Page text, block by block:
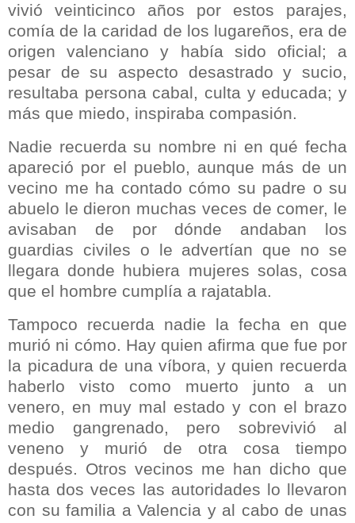
vivió veinticinco años por estos parajes,
comía de la caridad de los lugareños, era de
origen valenciano y había sido oficial; a
pesar de su aspecto desastrado y sucio,
resultaba persona cabal, culta y educada; y
más que miedo, inspiraba compasión.
Nadie recuerda su nombre ni en qué fecha
apareció por el pueblo, aunque más de un
vecino me ha contado cómo su padre o su
abuelo le dieron muchas veces de comer, le
avisaban de por dónde andaban los
guardias civiles o le advertían que no se
llegara donde hubiera mujeres solas, cosa
que el hombre cumplía a rajatabla.
Tampoco recuerda nadie la fecha en que
murió ni cómo. Hay quien afirma que fue por
la picadura de una víbora, y quien recuerda
haberlo visto como muerto junto a un
venero, en muy mal estado y con el brazo
medio gangrenado, pero sobrevivió al
veneno y murió de otra cosa tiempo
después. Otros vecinos me han dicho que
hasta dos veces las autoridades lo llevaron
con su familia a Valencia y al cabo de unas